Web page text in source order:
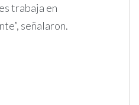
trabaja en
señalaron.